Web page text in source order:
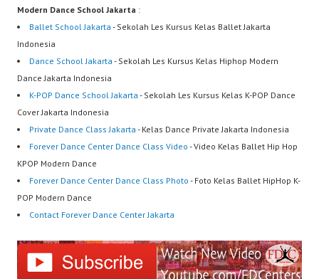
Modern Dance School Jakarta :
Ballet School Jakarta - Sekolah Les Kursus Kelas Ballet Jakarta
Indonesia
Dance School Jakarta - Sekolah Les Kursus Kelas Hiphop Modern
Dance Jakarta Indonesia
K-POP Dance School Jakarta - Sekolah Les Kursus Kelas K-POP Dance
Cover Jakarta Indonesia
Private Dance Class Jakarta - Kelas Dance Private Jakarta Indonesia
Forever Dance Center Dance Class Video - Video Kelas Ballet Hip Hop
KPOP Modern Dance
Forever Dance Center Dance Class Photo - Foto Kelas Ballet HipHop K-
POP Modern Dance
Contact Forever Dance Center Jakarta